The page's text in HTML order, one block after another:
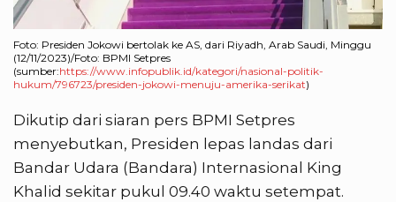
Foto: Presiden Jokowi bertolak ke AS, dari Riyadh, Arab Saudi, Minggu
(12/11/2023)/Foto: BPMI Setpres
(sumber:https://www.infopublik.id/kategori/nasional-politik-
hukum/796723/presiden-jokowi-menuju-amerika-serikat)
Dikutip dari siaran pers BPMI Setpres
menyebutkan, Presiden lepas landas dari
Bandar Udara (Bandara) Internasional King
Khalid sekitar pukul 09.40 waktu setempat.